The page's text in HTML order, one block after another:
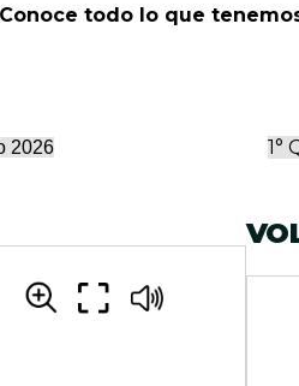
Conoce todo lo que
2026 1°